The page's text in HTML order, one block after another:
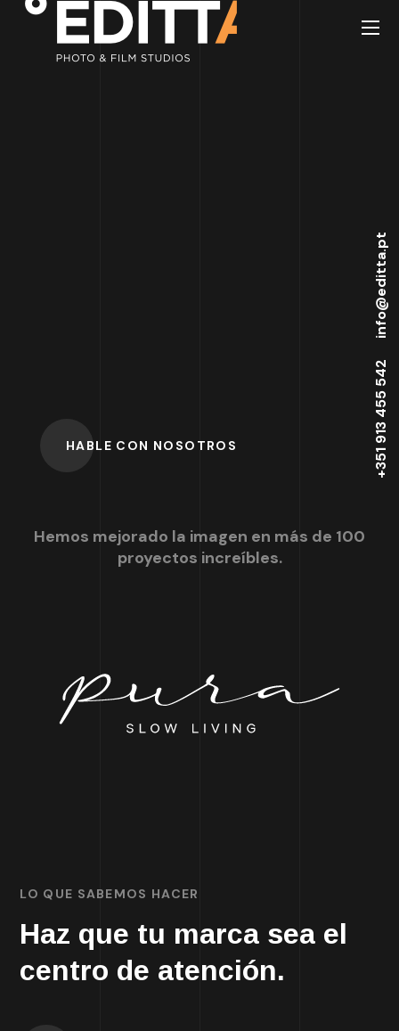
+351 913 455 542
info@editta.pt
HABLE CON NOSOTROS
Hemos mejorado la imagen en más de 100
proyectos increíbles.
LO QUE SABEMOS HACER
Haz que tu marca sea el
centro de atención.